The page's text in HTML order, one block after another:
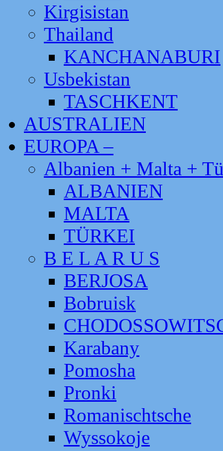
Kirgisistan
Thailand
KANCHANABURI
Usbekistan
TASCHKENT
AUSTRALIEN
EUROPA –
Albanien + Malta +
ALBANIEN
MALTA
TÜRKEI
B E L A R U S
BERJOSA
Bobruisk
Karabany
Pomosha
Pronki
Romanischtsche
Wyssokoje